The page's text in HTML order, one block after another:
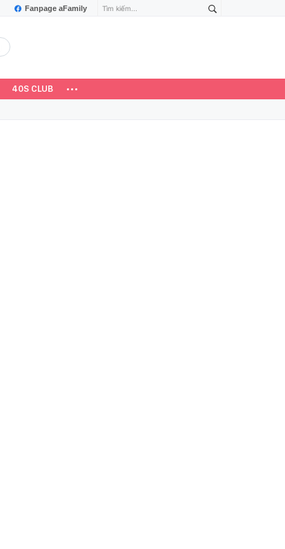
Fanpage aFamily
40S CLUB